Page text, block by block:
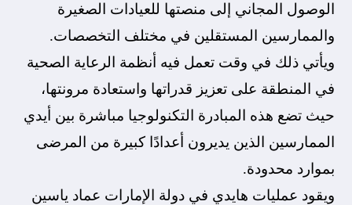
الوصول المجاني إلى منصتها للعيادات الصغيرة
والممارسين المستقلين في مختلف التخصصات.
ويأتي ذلك في وقت تعمل فيه أنظمة الرعاية الصحية
في المنطقة على تعزيز قدراتها واستعادة مرونتها،
حيث تضع هذه المبادرة التكنولوجيا مباشرة بين أيدي
الممارسين الذين يديرون أعدادًا كبيرة من المرضى
بموارد محدودة.
ويقود عمليات هايدي في دولة الإمارات عماد ياسين